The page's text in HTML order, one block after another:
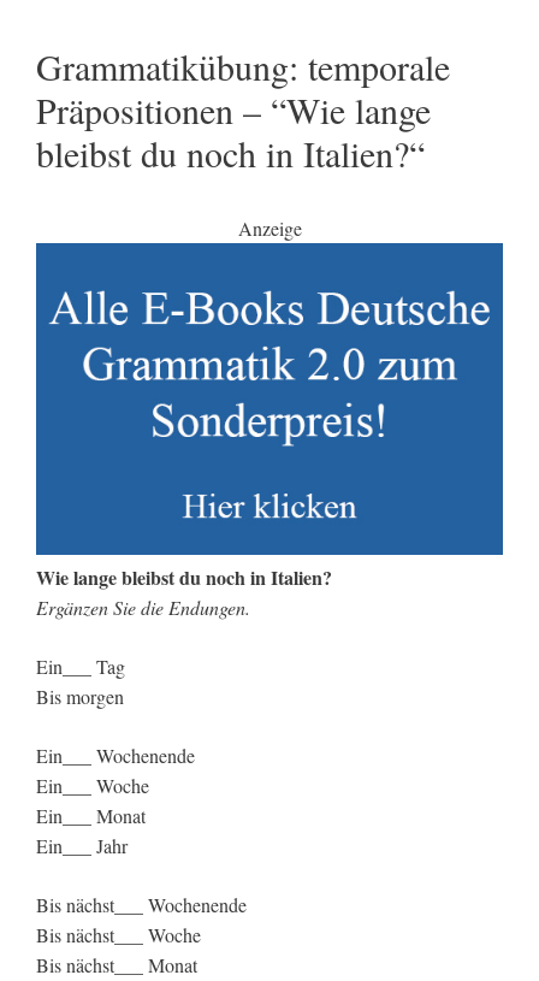
Grammatikübung: temporale
Präpositionen – “Wie lange
bleibst du noch in Italien?“
Anzeige
Wie lange bleibst du noch in Italien?
Ergänzen Sie die Endungen.
Ein___ Tag
Bis morgen
Ein___ Wochenende
Ein___ Woche
Ein___ Monat
Ein___ Jahr
Bis nächst___ Wochenende
Bis nächst___ Woche
Bis nächst___ Monat